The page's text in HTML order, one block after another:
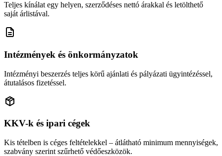
Teljes kínálat egy helyen, szerződéses nettó árakkal és letölthető
saját árlistával.
Intézmények és önkormányzatok
Intézményi beszerzés teljes körű ajánlati és pályázati ügyintézéssel,
átutalásos fizetéssel.
KKV-k és ipari cégek
Kis tételben is céges feltételekkel – átlátható minimum mennyiségek,
szabvány szerint szűrhető védőeszközök.